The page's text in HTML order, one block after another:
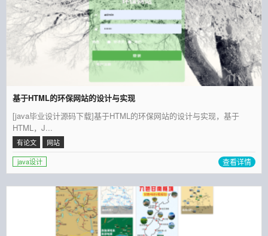
基于HTML的环保网站的设计与实现
[java毕业设计源码下载]基于HTML的环保网站的设计与实现，基于
HTML，J...
有论文 网站
java设计 查看详情